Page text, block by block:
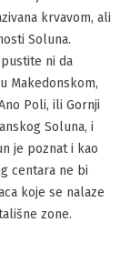
krvavom, ali
Soluna.
ni da
Makedonskom,
Poli, ili Gornji
Soluna, i
je poznat i kao
centara ne bi
koje se nalaze
zone.